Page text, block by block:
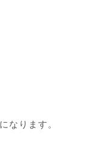
なります。